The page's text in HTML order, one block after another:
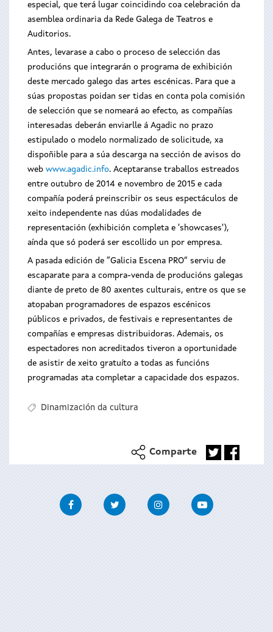
especial, que terá lugar coincidindo coa celebración da
asemblea ordinaria da Rede Galega de Teatros e
Auditorios.
Antes, levarase a cabo o proceso de selección das
producións que integrarán o programa de exhibición
deste mercado galego das artes escénicas. Para que a
súas propostas poidan ser tidas en conta pola comisión
de selección que se nomeará ao efecto, as compañías
interesadas deberán enviarlle á Agadic no prazo
estipulado o modelo normalizado de solicitude, xa
dispoñible para a súa descarga na sección de avisos do
web www.agadic.info. Aceptaranse traballos estreados
entre outubro de 2014 e novembro de 2015 e cada
compañía poderá preinscribir os seus espectáculos de
xeito independente nas dúas modalidades de
representación (exhibición completa e 'showcases'),
aínda que só poderá ser escollido un por empresa.
A pasada edición de “Galicia Escena PRO” serviu de
escaparate para a compra-venda de producións galegas
diante de preto de 80 axentes culturais, entre os que se
atopaban programadores de espazos escénicos
públicos e privados, de festivais e representantes de
compañías e empresas distribuidoras. Ademais, os
espectadores non acreditados tiveron a oportunidade
de asistir de xeito gratuíto a todas as funcións
programadas ata completar a capacidade dos espazos.
Dinamización da cultura
Comparte
FacebookTwitter InstagramYoutube